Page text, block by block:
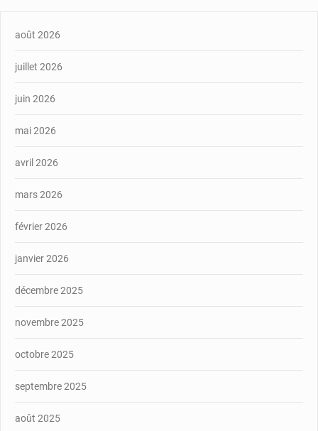
août 2026
juillet 2026
juin 2026
mai 2026
avril 2026
mars 2026
février 2026
janvier 2026
décembre 2025
novembre 2025
octobre 2025
septembre 2025
août 2025